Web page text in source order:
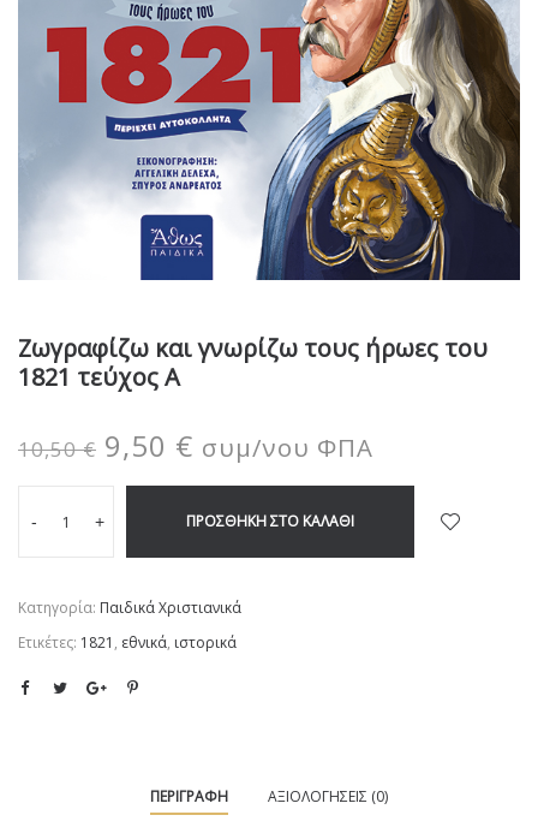
Ζωγραφίζω και γνωρίζω τους ήρωες του
1821 τεύχος Α
10,50€ 9,50 € συμ/νου ΦΠΑ
- + ΠΡΟΣΘΉΚΗ ΣΤΟ ΚΑΛΆΘΙ
Κατηγορία: Παιδικά Χριστιανικά
Ετικέτες: 1821 , εθνικά, ιστορικά
ΠΕΡΙΓΡΑΦΉ ΑΞΙΟΛΟΓΉΣΕΙΣ (0)